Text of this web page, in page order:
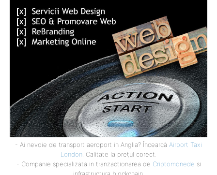
- Ai nevoie de transport aeroport in Anglia? Încearcă Airport Taxi
London . Calitate la prețul corect.
- Companie specializata in tranzactionarea de Criptomonede si
infrastructura blockchain.